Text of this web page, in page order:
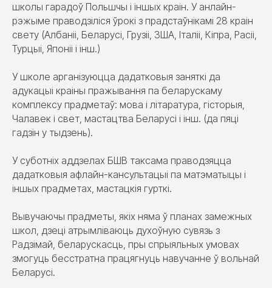
школы гарадоў Польшчы і іншых краін. У анлайн-
рэжыме праводзіліся ўрокі з прадстаўнікамі 28 краін
свету (Албаніі, Беларусі, Грузіі, ЗША, Італіі, Кіпра, Расіі,
Турцыі, Японіі і інш.)
У школе арганізуюцца дадатковыя заняткі да
адукацыі краіны пражывання па беларускаму
комплексу прадметаў: мова і літаратура, гісторыя,
Чалавек і свет, мастацтва Беларусі і інш. (да пяці
гадзін у тыдзень).
У суботніх аддзелах БШВ таксама праводзяцца
дадатковыя афлайн-кансультацыі па матэматыцы і
іншых прадметах, мастацкія гурткі.
Вывучаючы прадметы, якіх няма ў планах замежных
школ, дзеці атрымліваюць духоўную сувязь з
Радзімай, беларускасць, пры спрыяльных умовах
змогуць бесстратна працягнуць навучанне ў вольнай
Беларусі.